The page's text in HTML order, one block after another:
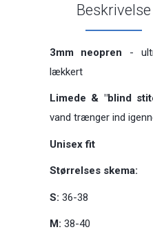
Beskrivelse
3mm neopren -
lækkert
Limede & "blind
vand trænger ind
Unisex fit
Størrelses skema:
S: 36-38
M: 38-40